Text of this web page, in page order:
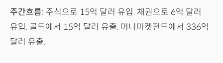
주간흐름: 주식으로 15억 달러 유입. 채권으로 6억 달러
유입. 골드에서 15억 달러 유출. 머니마켓펀드에서 336억
달러 유출.